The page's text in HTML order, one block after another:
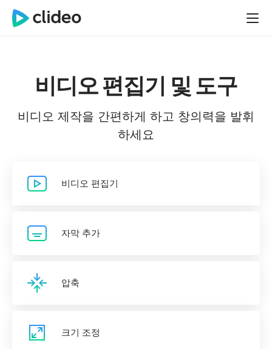
비디오 편집기 및 도구
비디오 제작을 간편하게 하고 창의력을 발휘
하세요
비디오 편집기
자막 추가
압축
크기 조정